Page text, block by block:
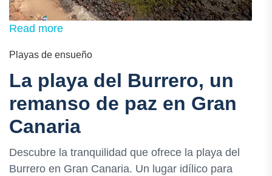
Read more
Playas de ensueño
La playa del Burrero, un
remanso de paz en Gran
Canaria
Descubre la tranquilidad que ofrece la playa del
Burrero en Gran Canaria. Un lugar idílico para